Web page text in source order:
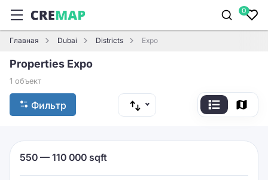
0
Главная Dubai Districts Expo
Properties Expo
1 объект
Фильтр
Класс B+ Аренда
550 — 110 000 sqft